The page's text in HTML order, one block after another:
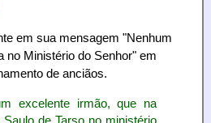
em sua mensagem "Nenhum
no Ministério do Senhor" em
de anciãos.
excelente irmão, que na